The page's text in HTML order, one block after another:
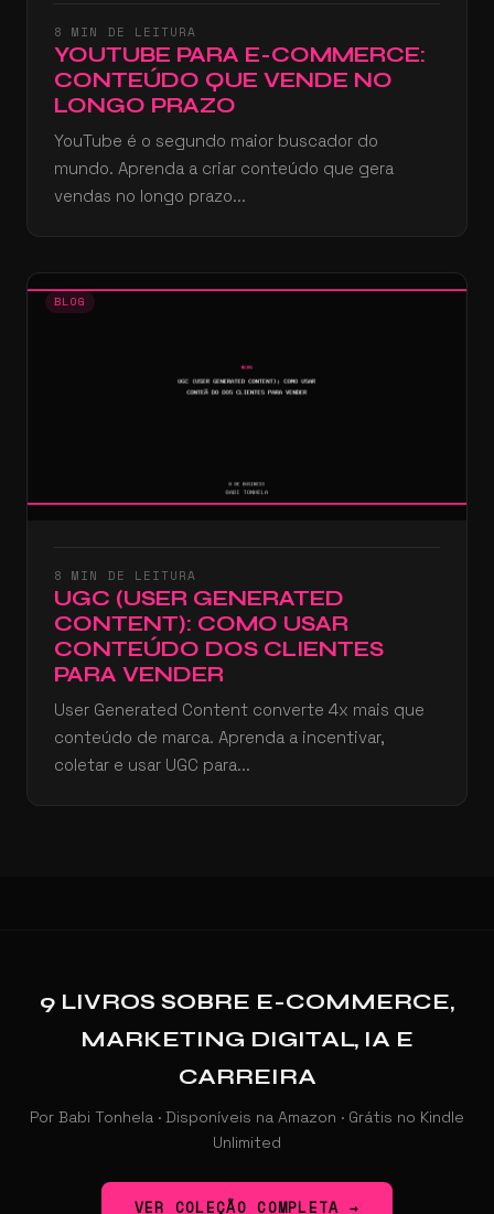
8 MIN DE LEITURA
YOUTUBE PARA E-COMMERCE:
CONTEÚDO QUE VENDE NO
LONGO PRAZO
YouTube é o segundo maior buscador do
mundo. Aprenda a criar conteúdo que gera
vendas no longo prazo...
BLOG
8 MIN DE LEITURA
UGC (USER GENERATED
CONTENT): COMO USAR
CONTEÚDO DOS CLIENTES
PARA VENDER
User Generated Content converte 4x mais que
conteúdo de marca. Aprenda a incentivar,
coletar e usar UGC para...
9 LIVROS SOBRE E-COMMERCE,
MARKETING DIGITAL, IA E
CARREIRA
Por Babi Tonhela · Disponíveis na Amazon · Grátis no Kindle
Unlimited
VER COLEÇÃO COMPLETA →